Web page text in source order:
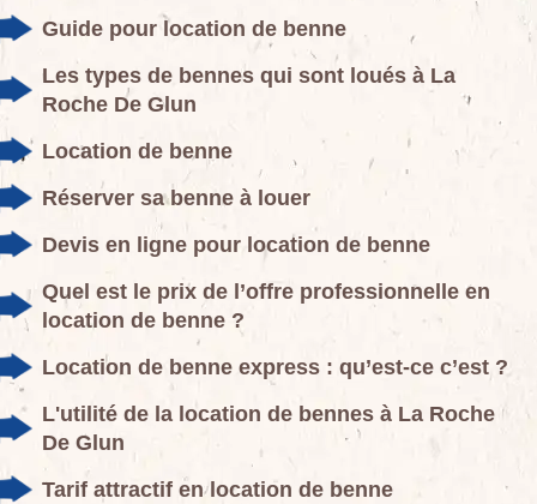
Guide pour location de benne
Les types de bennes qui sont loués à La
Roche De Glun
Location de benne
Réserver sa benne à louer
Devis en ligne pour location de benne
Quel est le prix de l’offre professionnelle en
location de benne ?
Location de benne express : qu’est-ce c’est ?
L'utilité de la location de bennes à La Roche
De Glun
Tarif attractif en location de benne